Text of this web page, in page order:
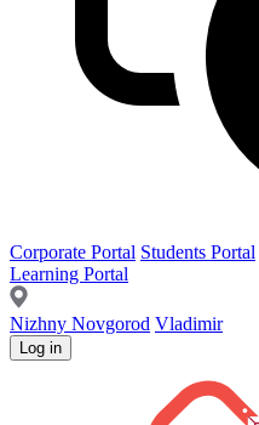
Corporate Portal Students Portal
Learning Portal
Nizhny Novgorod Vladimir
Log in